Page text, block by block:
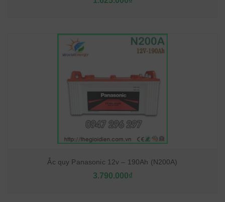
Ắc quy Panasonic 12v – 190Ah (N200A)
3.790.000₫